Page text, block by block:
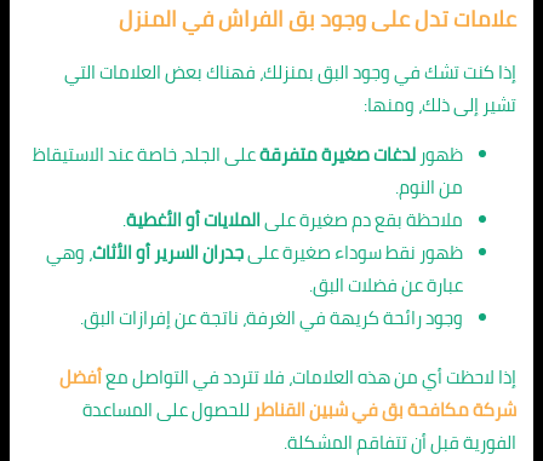
علامات تدل على وجود بق الفراش في المنزل
إذا كنت تشك في وجود البق بمنزلك، فهناك بعض العلامات التي
تشير إلى ذلك، ومنها:
ظهورلدغات صغيرة متفرقةعلى الجلد، خاصة عند الاستيقاظ
من النوم.
ملاحظة بقع دم صغيرة علىالملايات أو الأغطية.
ظهور نقط سوداء صغيرة علىجدران السرير أو الأثاث، وهي
عبارة عن فضلات البق.
وجود رائحة كريهة في الغرفة، ناتجة عن إفرازات البق.
إذا لاحظت أي من هذه العلامات، فلا تتردد في التواصل معأفضل
شركة مكافحة بق في شبين القناطر للحصول على المساعدة
الفورية قبل أن تتفاقم المشكلة.